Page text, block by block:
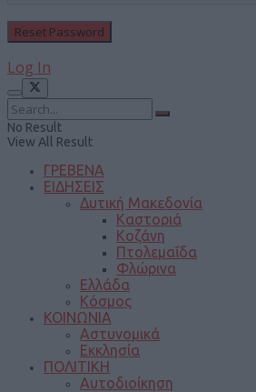
Log In
No Result
View All Result
ΓΡΕΒΕΝΑ
ΕΙΔΗΣΕΙΣ
Δυτική Μακεδονία
Καστοριά
Κοζάνη
Πτολεμαΐδα
Φλώρινα
Ελλάδα
Κόσμος
ΚΟΙΝΩΝΙΑ
Αστυνομικά
Εκκλησία
ΠΟΛΙΤΙΚΗ
Αυτοδιοίκηση